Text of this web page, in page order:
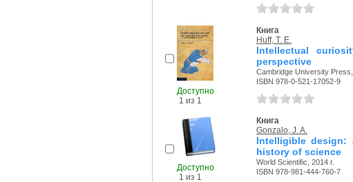
Доступно
1 из 1
Книга
Huff, T. E.
Intellectual
perspective
Cambridge University Press,
ISBN 978-0-521-17052-9
Доступно
1 из 1
Книга
Gonzalo, J. A.
Intelligible design:
history of science
World Scientific, 2014 г.
ISBN 978-981-444-760-7